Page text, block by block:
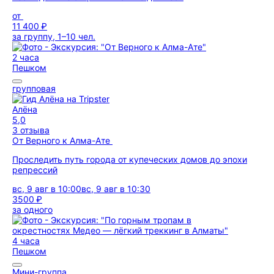
от
11 400 ₽
за группу, 1–10 чел.
2 часа
Пешком
групповая
Алёна
5,0
3 отзыва
От Верного к Алма-Ате
Проследить путь города от купеческих домов до эпохи
репрессий
вс, 9 авг в 10:00вс, 9 авг в 10:30
3500 ₽
за одного
4 часа
Пешком
Мини-группа